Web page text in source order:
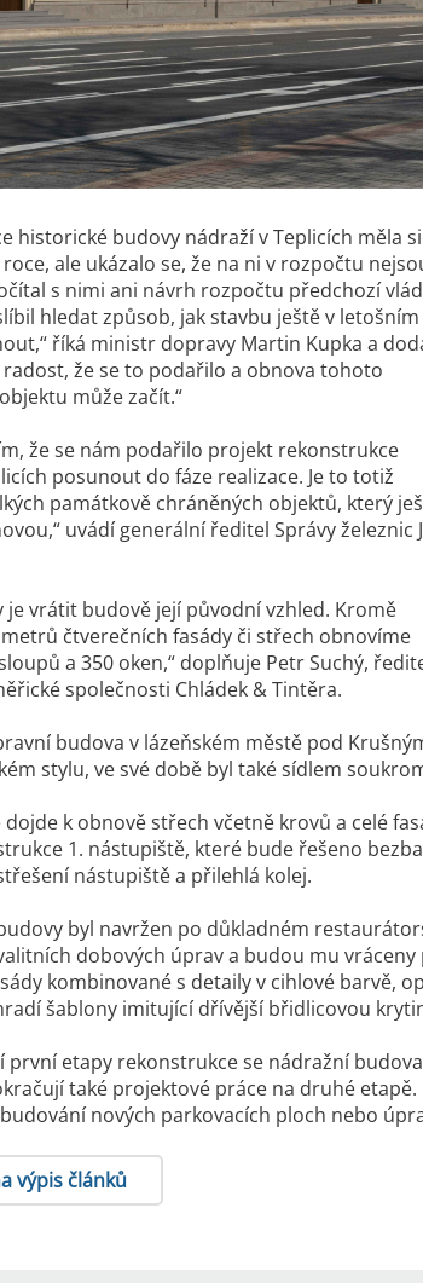
historické budovy nádraží v Teplicích měla
ale ukázalo se, že na ni v rozpočtu
s nimi ani návrh rozpočtu předchozí
hledat způsob, jak stavbu ještě v letošním
říká ministr dopravy Martin Kupka a
radost, že se to podařilo a obnova tohoto
může začít.“
že se nám podařilo projekt rekonstrukce
posunout do fáze realizace. Je to totiž
památkově chráněných objektů, který
uvádí generální ředitel Správy železnic
je vrátit budově její původní vzhled. Kromě
čtverečních fasády či střech obnovíme
a 350 oken,“ doplňuje Petr Suchý,
společnosti Chládek & Tintěra.
budova v lázeňském městě pod
stylu, ve své době byl také sídlem
k obnově střech včetně krovů a celé
1. nástupiště, které bude řešeno
nástupiště a přilehlá kolej.
byl navržen po důkladném
dobových úprav a budou mu
kombinované s detaily v cihlové barvě,
šablony imitující dřívější břidlicovou
první etapy rekonstrukce se nádražní
také projektové práce na druhé
nových parkovacích ploch nebo
výpis článků